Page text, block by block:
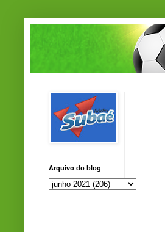
Arquivo do blog